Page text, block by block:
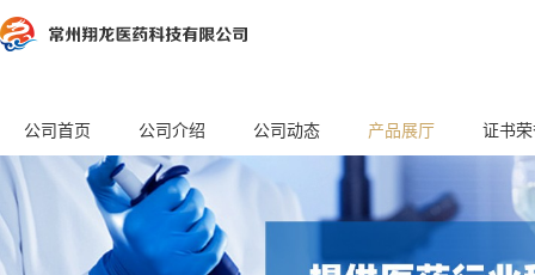
公司首页 公司介绍 公司动态 产品展厅 证书